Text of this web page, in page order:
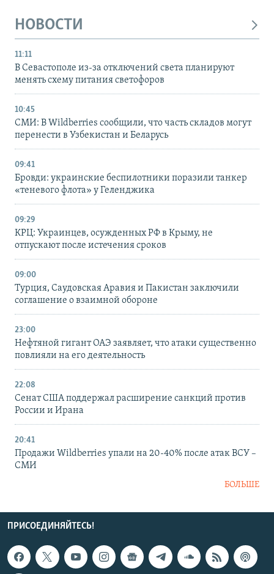
НОВОСТИ
11:11
В Севастополе из-за отключений света планируют
менять схему питания светофоров
10:45
СМИ: В Wildberries сообщили, что часть складов могут
перенести в Узбекистан и Беларусь
09:41
Бровди: украинские беспилотники поразили танкер
«теневого флота» у Геленджика
09:29
КРЦ: Украинцев, осужденных РФ в Крыму, не
отпускают после истечения сроков
09:00
Турция, Саудовская Аравия и Пакистан заключили
соглашение о взаимной обороне
23:00
Нефтяной гигант ОАЭ заявляет, что атаки существенно
повлияли на его деятельность
22:08
Сенат США поддержал расширение санкций против
России и Ирана
20:41
Продажи Wildberries упали на 20-40% после атак ВСУ –
СМИ
БОЛЬШЕ
ПРИСОЕДИНЯЙТЕСЬ!